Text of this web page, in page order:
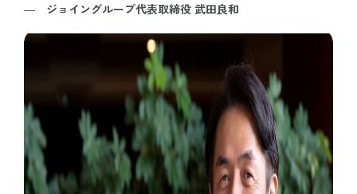
― ジョイングループ代表取締役 武田良和